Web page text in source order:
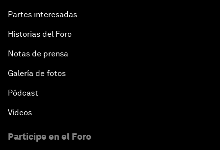
Partes interesadas
Historias del Foro
Notas de prensa
Galería de fotos
Pódcast
Vídeos
Participe en el Foro